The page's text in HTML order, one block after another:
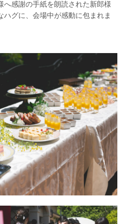
へ感謝の手紙を朗読された新郎様
ハグに、会場中が感動に包まれま